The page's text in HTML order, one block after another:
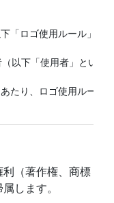
「ロゴ使用ルール」と
以下「使用者」とい
たり、ロゴ使用ルール
（著作権、商標
します。